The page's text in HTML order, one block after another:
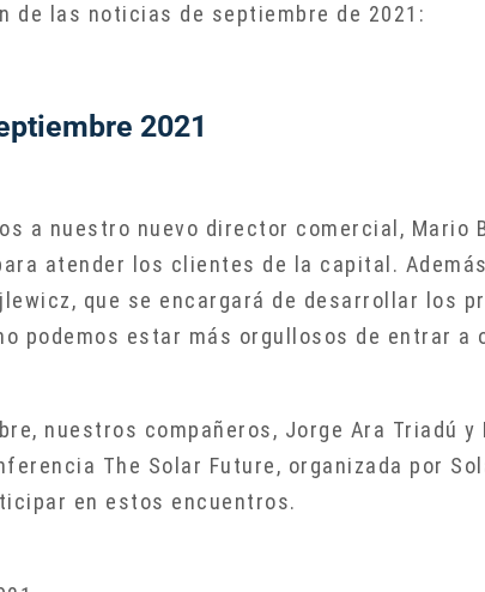
de las noticias de septiembre de 2021:
2021
a nuestro nuevo director comercial, Mario
atender los clientes de la capital.
que se encargará de desarrollar los
podemos estar más orgullosos de entrar a
nuestros compañeros, Jorge Ara Triadú
The Solar Future, organizada por
en estos encuentros.